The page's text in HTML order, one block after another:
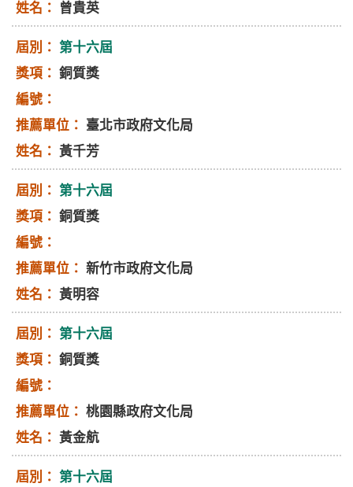
曾貴英
第十六屆
銅質獎
臺北市政府文化局
黃千芳
第十六屆
銅質獎
新竹市政府文化局
黃明容
第十六屆
銅質獎
桃園縣政府文化局
黃金航
第十六屆